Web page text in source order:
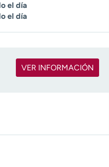
el día
el día
VER INFORMACIÓN